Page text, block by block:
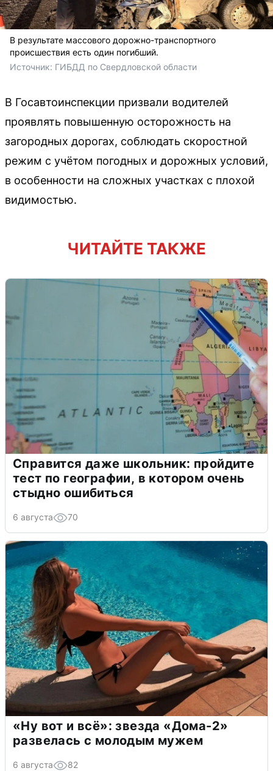
В результате массового дорожно-транспортного
происшествия есть один погибший.
Источник: ГИБДД по Свердловской области
В Госавтоинспекции призвали водителей
проявлять повышенную осторожность на
загородных дорогах, соблюдать скоростной
режим с учётом погодных и дорожных условий,
в особенности на сложных участках с плохой
видимостью.
ЧИТАЙТЕ ТАКЖЕ
Справится даже школьник: пройдите
тест по географии, в котором очень
стыдно ошибиться
6 августа 70
«Ну вот и всё»: звезда «Дома-2»
развелась с молодым мужем
6 августа 82